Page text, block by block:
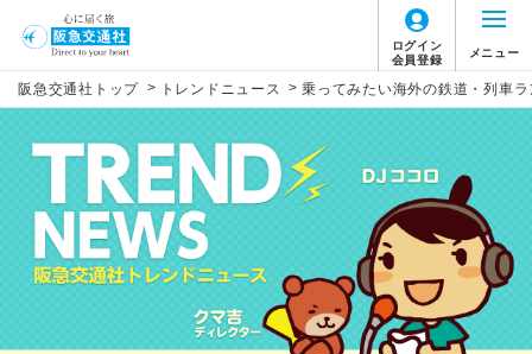
ログイン
会員登録
メニュー
阪急交通社トップ > トレンドニュース > 乗ってみたい海外の鉄道・列車